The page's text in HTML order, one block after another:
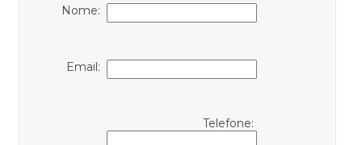
Nome:
Email:
Telefone: